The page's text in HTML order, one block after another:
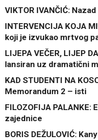
VIKTOR IVANČIĆ:
INTERVENCIJA KOJA
koji je izvukao mrtvog
LIJEPA VEČER, LIJEP
lansiran uz dramatični
KAD STUDENTI NA
Memorandum 2 – isti
FILOZOFIJA
zajednice
BORIS DEŽULOVIĆ: